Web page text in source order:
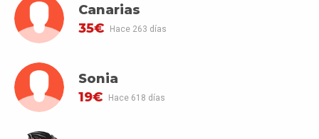
Canarias
35€
Hace 263 días
Sonia
19€
Hace 618 días